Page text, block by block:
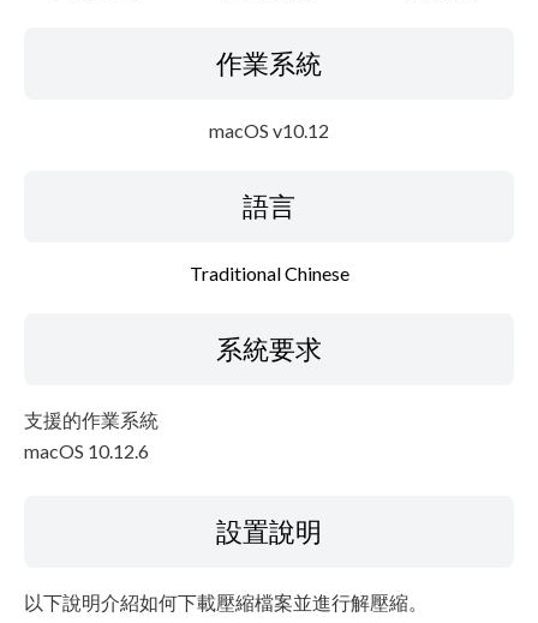
作業系統
macOS v10.12
語言
Traditional Chinese
系統要求
支援的作業系統
macOS 10.12.6
設置說明
以下說明介紹如何下載壓縮檔案並進行解壓縮。